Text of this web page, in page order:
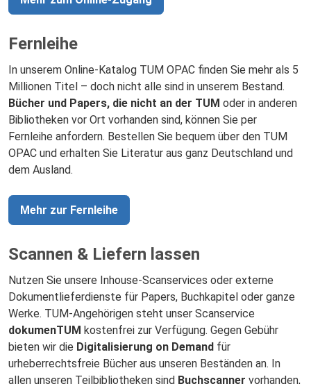
Fernleihe
In unserem Online-Katalog TUM OPAC finden Sie mehr als 5
Millionen Titel – doch nicht alle sind in unserem Bestand.
Bücher und Papers, die nicht an der TUM oder in anderen
Bibliotheken vor Ort vorhanden sind, können Sie per
Fernleihe anfordern. Bestellen Sie bequem über den TUM
OPAC und erhalten Sie Literatur aus ganz Deutschland und
dem Ausland.
Mehr zur Fernleihe
Scannen & Liefern lassen
Nutzen Sie unsere Inhouse-Scanservices oder externe
Dokumentlieferdienste für Papers, Buchkapitel oder ganze
Werke. TUM-Angehörigen steht unser Scanservice
dokumenTUM kostenfrei zur Verfügung. Gegen Gebühr
bieten wir die Digitalisierung on Demand für
urheberrechtsfreie Bücher aus unseren Beständen an. In
allen unseren Teilbibliotheken sind Buchscanner vorhanden,